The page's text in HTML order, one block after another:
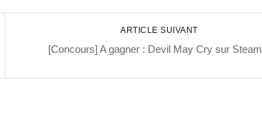
ARTICLE SUIVANT
[Concours] A gagner : Devil May Cry sur Steam